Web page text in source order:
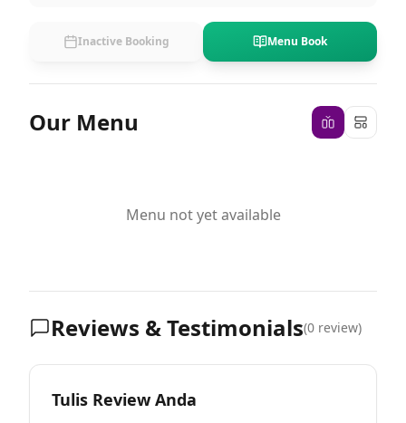
Inactive Booking Menu Book
Our Menu
Menu not yet available
Reviews & Testimonials(0 review)
Tulis Review Anda